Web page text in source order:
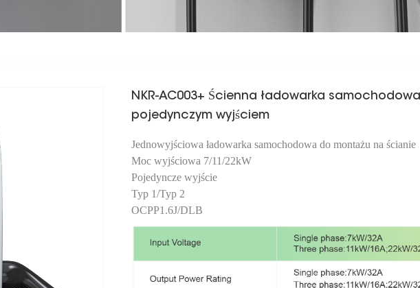
NKR-AC003+ Ścienna ładowarka
pojedynczym wyjściem
Jednowyjściowa ładowarka samochodowa do montażu na ścianie
Moc wyjściowa 7/11/22kW
Pojedyncze wyjście
Typ 1/Typ 2
OCPP1.6J/DLB